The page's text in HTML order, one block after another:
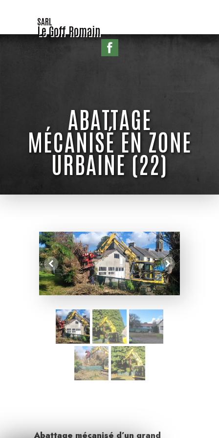
SARL
Le Goff Romain
ABATTAGE
MÉCANISÉ EN ZONE
URBAINE (22)
Abattage mécanisé d’un grand